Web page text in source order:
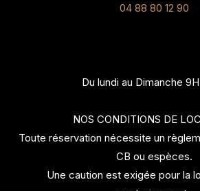
04 88 80 12 90
Du lundi au Dimanche 9H
NOS CONDITIONS DE
Toute réservation nécessite un
CB ou espèces.
Une caution est exigée pour la